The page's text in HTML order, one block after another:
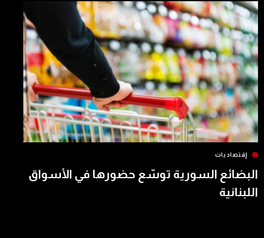
إقتصاديات
البضائع السورية توسّع حضورها في الأسواق
اللبنانية